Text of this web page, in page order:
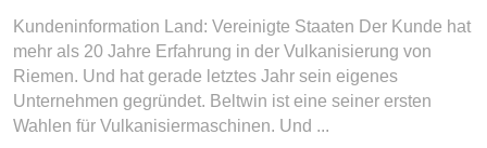
Kundeninformation Land: Vereinigte Staaten Der Kunde hat
mehr als 20 Jahre Erfahrung in der Vulkanisierung von
Riemen. Und hat gerade letztes Jahr sein eigenes
Unternehmen gegründet. Beltwin ist eine seiner ersten
Wahlen für Vulkanisiermaschinen. Und ...